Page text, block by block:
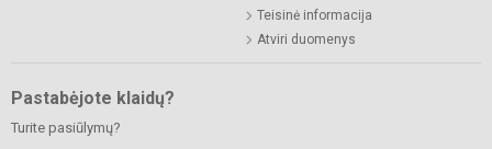
Teisinė informacija
Atviri duomenys
Pastabėjote klaidų?
Turite pasiūlymų?